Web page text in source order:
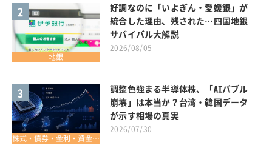
2
地銀
好調なのに「いよぎん・愛媛銀」が
統合した理由、残された…四国地銀
サバイバル大解説
2026/08/05
3
株式・債券・金利・資金調達
調整色強まる半導体株、「AIバブル
崩壊」は本当か？台湾・韓国データ
が示す相場の真実
2026/07/30